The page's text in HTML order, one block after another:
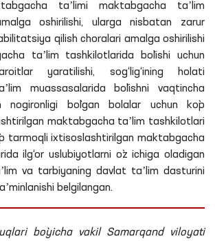
taʼlimi maktabgacha taʼlim
oshirilishi, ularga nisbatan zarur
qilish choralari amalga oshirilishi
taʼlim tashkilotlarida bo`lishi uchun
yaratilishi, sog‘lig‘ining holati
muassasalarida bo`lishni vaqtincha
nogironligi bo`lgan bolalar uchun ko`p
maktabgacha taʼlim tashkilotlari
tarmoqli ixtisoslashtirilgan maktabgacha
ilg‘or uslubiyotlarni o`z ichiga oladigan
va tarbiyaning davlat taʼlim dasturini
belgilangan.
bo`yicha vakil Samarqand viloyati